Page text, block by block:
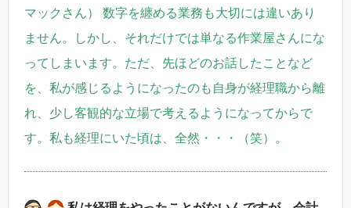
マックさん） 数字を纏める業務も大切には違いあり
ません。しかし、それだけでは単なる作業屋さんにな
ってしまいます。ただ、先ほどのお話したことなど
を、私が感じるようになったのも自身が経理職から離
れ、少し客観的な立場で考えるようになってからで
す。私も経理にいた頃は、全然・・・（笑）。